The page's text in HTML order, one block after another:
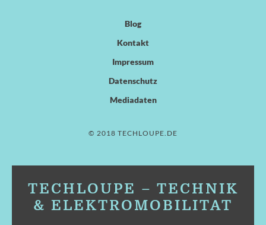
Blog
Kontakt
Impressum
Datenschutz
Mediadaten
© 2018 TECHLOUPE.DE
TECHLOUPE – TECHNIK
& ELEKTROMOBILITÄT